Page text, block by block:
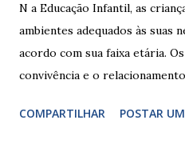
N a Educação Infantil, as
ambientes adequados às suas
acordo com sua faixa etária.
convivência e o
garantir o direito das crianças
COMPARTILHAR POSTAR